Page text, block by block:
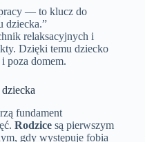
— to klucz do
dziecka.”
relaksacyjnych i
Dzięki temu dziecko
poza domem.
fundament
Rodzice są pierwszym
gdy występuje fobia